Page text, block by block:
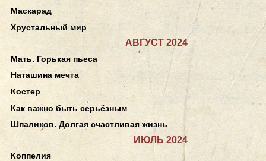
Маскарад
Хрустальный мир
АВГУСТ 2024
Мать. Горькая пьеса
Наташина мечта
Костер
Как важно быть серьёзным
Шпаликов. Долгая счастливая жизнь
ИЮЛЬ 2024
Коппелия